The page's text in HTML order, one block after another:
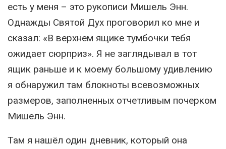
есть у меня – это рукописи Мишель Энн.
Однажды Святой Дух проговорил ко мне и
сказал: «В верхнем ящике тумбочки тебя
ожидает сюрприз». Я не заглядывал в тот
ящик раньше и к моему большому удивлению
я обнаружил там блокноты всевозможных
размеров, заполненных отчетливым почерком
Мишель Энн.
Там я нашёл один дневник, который она